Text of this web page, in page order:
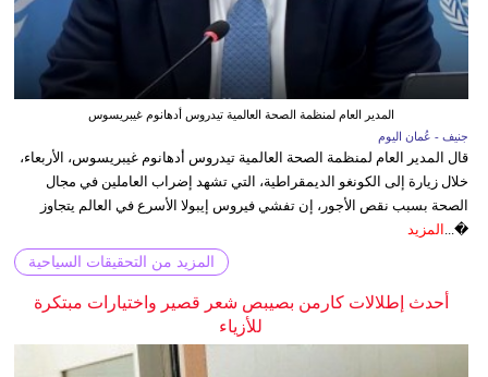
المدير العام لمنظمة الصحة العالمية تيدروس أدهانوم غيبريسوس
جنيف - عُمان اليوم
قال المدير العام لمنظمة الصحة العالمية تيدروس أدهانوم غيبريسوس، الأربعاء،
خلال زيارة إلى الكونغو الديمقراطية، التي تشهد إضراب العاملين في مجال
الصحة بسبب نقص الأجور، إن تفشي فيروس إيبولا الأسرع في العالم يتجاوز
�... المزيد
المزيد من التحقيقات السياحية
أحدث إطلالات كارمن بصيبص شعر قصير واختيارات مبتكرة
للأزياء